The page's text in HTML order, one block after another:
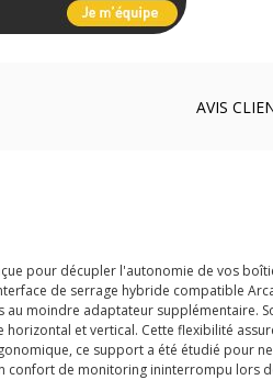
AVIS
pour décupler l'autonomie de vos
de serrage hybride compatible
au moindre adaptateur supplémentaire.
et vertical. Cette flexibilité
ce support a été étudié pour
confort de monitoring ininterrompu lors